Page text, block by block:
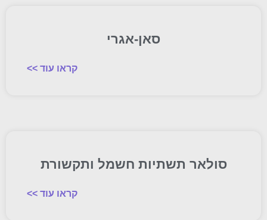
סאן-אגרי
קראו עוד >>
סולאר תשתיות חשמל ותקשורת
קראו עוד >>